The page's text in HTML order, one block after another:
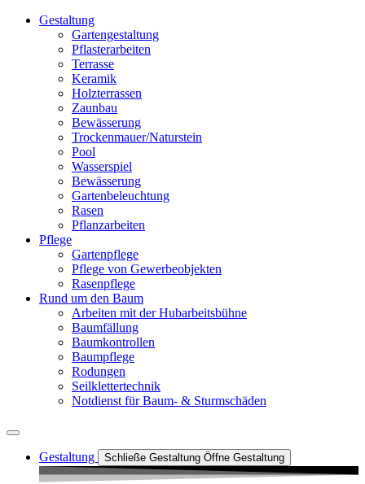
Gestaltung
Gartengestaltung
Pflasterarbeiten
Terrasse
Keramik
Holzterrassen
Zaunbau
Bewässerung
Trockenmauer/Naturstein
Pool
Wasserspiel
Bewässerung
Gartenbeleuchtung
Rasen
Pflanzarbeiten
Pflege
Gartenpflege
Pflege von Gewerbeobjekten
Rasenpflege
Rund um den Baum
Arbeiten mit der Hubarbeitsbühne
Baumfällung
Baumkontrollen
Baumpflege
Rodungen
Seilklettertechnik
Notdienst für Baum- & Sturmschäden
Gestaltung Schließe Gestaltung Öffne Gestaltung